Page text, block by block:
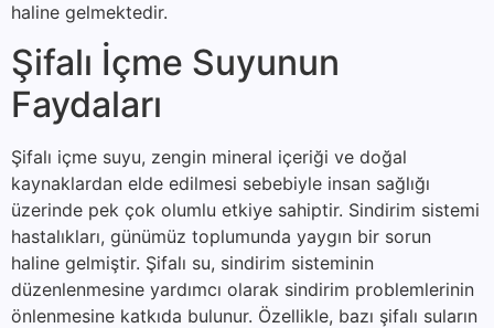
haline gelmektedir.
Şifalı İçme Suyunun
Faydaları
Şifalı içme suyu, zengin mineral içeriği ve doğal
kaynaklardan elde edilmesi sebebiyle insan sağlığı
üzerinde pek çok olumlu etkiye sahiptir. Sindirim sistemi
hastalıkları, günümüz toplumunda yaygın bir sorun
haline gelmiştir. Şifalı su, sindirim sisteminin
düzenlenmesine yardımcı olarak sindirim problemlerinin
önlenmesine katkıda bulunur. Özellikle, bazı şifalı suların